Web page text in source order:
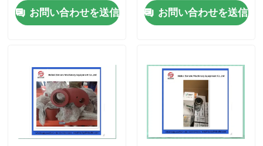
製品
ビデオ
お問い合わせを送信
お問い合わせを送信